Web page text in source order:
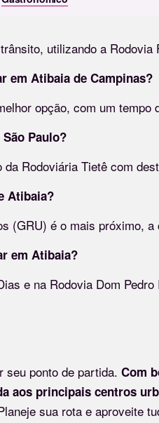
utilizando a Rodovia
em Atibaia de Campinas?
opção, com um tempo
Paulo?
Rodoviária Tietê com
Atibaia?
(GRU) é o mais próximo,
em Atibaia?
e na Rodovia Dom
seu ponto de partida. Com
aos principais centros
sua rota e aproveite